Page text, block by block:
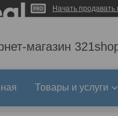
Начать продавать
магазин
Товары и услуги